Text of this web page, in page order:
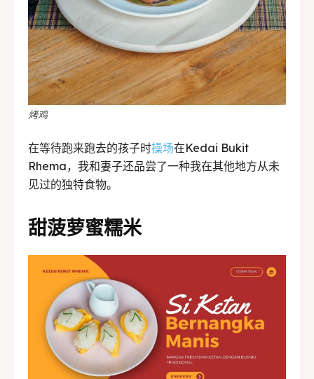
烤鸡
在等待跑来跑去的孩子时操场在Kedai Bukit
Rhema，我和妻子还品尝了一种我在其他地方从未
见过的独特食物。
甜菠萝蜜糯米